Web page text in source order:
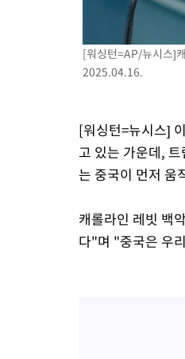
[워싱턴=AP/뉴시스]
2025.04.16.
[워싱턴=뉴시스]
고 있는 가운데,
는 중국이 먼저 움
캐롤라인 레빗 백
다"며 "중국은 우